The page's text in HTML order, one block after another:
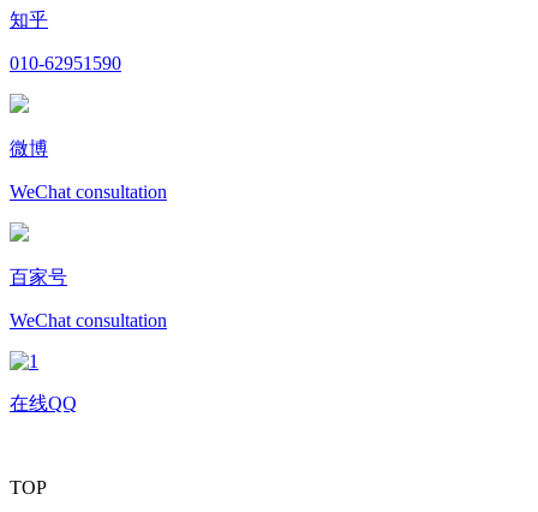
知乎
010-62951590
微博
WeChat consultation
百家号
WeChat consultation
在线QQ
TOP